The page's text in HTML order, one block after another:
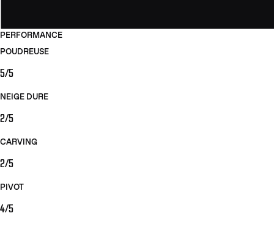
PERFORMANCE
POUDREUSE
5/5
NEIGE DURE
2/5
CARVING
2/5
PIVOT
4/5